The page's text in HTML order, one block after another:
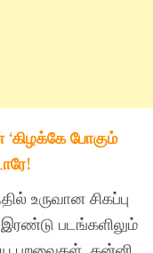
போகும்
உருவான சிகப்பு
படங்களிலும்